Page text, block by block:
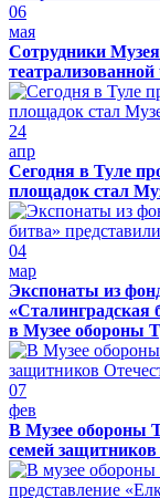
06
мая
Сотрудники
24
апр
Сегодня в Туле
площадок стал
04
мар
Экспонаты из
«Сталинградская
в Музее обороны
07
фев
В Музее обороны
семей защитников